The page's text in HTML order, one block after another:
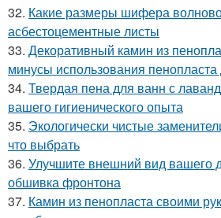
32. Какие размеры шифера
асбестоцементные листы
33. Декоративный камин из
минусы использования
34. Твердая пена для ванн с
вашего гигиенического опыта
35. Экологически чистые
что выбрать
36. Улучшите внешний вид вашего
обшивка фронтона
37. Камин из пенопласта своими